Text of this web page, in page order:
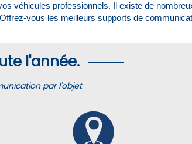
véhicules professionnels. Il existe de
vous les meilleurs supports de
l'année.
par l'objet